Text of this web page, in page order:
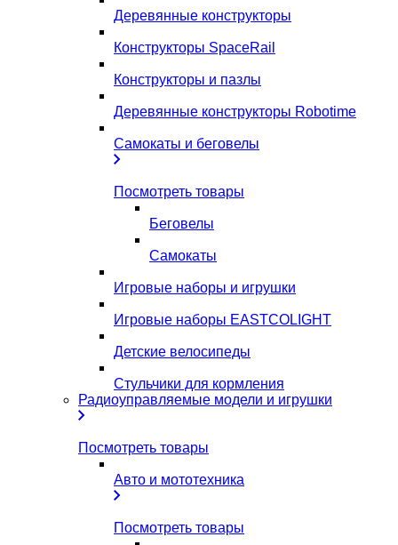
Деревянные конструкторы
Конструкторы SpaceRail
Конструкторы и пазлы
Деревянные конструкторы Robotime
Самокаты и беговелы
Посмотреть товары
Беговелы
Самокаты
Игровые наборы и игрушки
Игровые наборы EASTCOLIGHT
Детские велосипеды
Стульчики для кормления
Радиоуправляемые модели и игрушки
Посмотреть товары
Авто и мототехника
Посмотреть товары